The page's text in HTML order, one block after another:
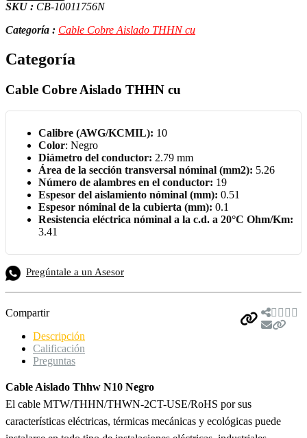
SKU : CB-10011756N
Categoría : Cable Cobre Aislado THHN cu
Categoría
Cable Cobre Aislado THHN cu
Calibre (AWG/KCMIL): 10
Color: Negro
Diámetro del conductor: 2.79 mm
Área de la sección transversal nóminal (mm2): 5.26
Número de alambres en el conductor: 19
Espesor del aislamiento nóminal (mm): 0.51
Espesor nóminal de la cubierta (mm): 0.1
Resistencia eléctrica nóminal a la c.d. a 20°C Ohm/Km:
3.41
Pregúntale a un Asesor
Compartir
Descripción
Calificación
Preguntas
Cable Aislado Thhw N10 Negro
El cable MTW/THHN/THWN-2CT-USE/RoHS por sus
características eléctricas, térmicas mecánicas y ecológicas puede